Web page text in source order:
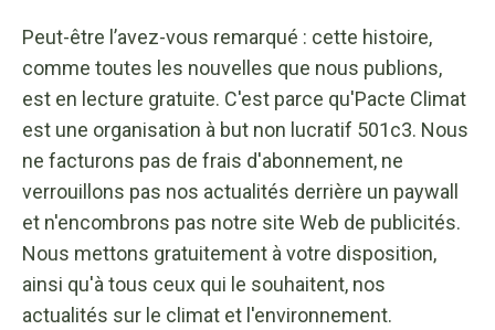
Peut-être l’avez-vous remarqué : cette histoire,
comme toutes les nouvelles que nous publions,
est en lecture gratuite. C'est parce qu'Pacte Climat
est une organisation à but non lucratif 501c3. Nous
ne facturons pas de frais d'abonnement, ne
verrouillons pas nos actualités derrière un paywall
et n'encombrons pas notre site Web de publicités.
Nous mettons gratuitement à votre disposition,
ainsi qu'à tous ceux qui le souhaitent, nos
actualités sur le climat et l'environnement.